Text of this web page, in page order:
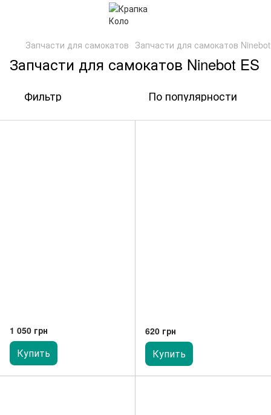
Запчасти для самокатов Запчасти для самокатов Ninebot
Запчасти для самокатов Ninebot ES
Фильтр По популярности
1 050 грн
Купить
620 грн
Купить